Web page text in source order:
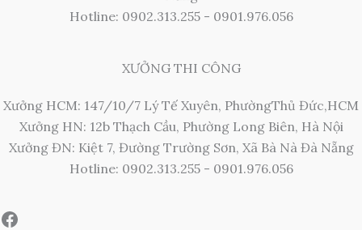
Hotline: 0902.313.255 - 0901.976.056
XƯỞNG THI CÔNG
Xưởng HCM: 147/10/7 Lý Tế Xuyên, PhườngThủ Đức,HCM
Xưởng HN: 12b Thạch Cầu, Phường Long Biên, Hà Nội
Xưởng ĐN: Kiệt 7, Đường Trường Sơn, Xã Bà Nà Đà Nẵng
Hotline: 0902.313.255 - 0901.976.056